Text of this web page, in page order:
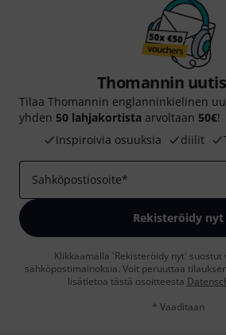
Thomannin
Tilaa Thomannin englanninkielinen
yhden 50 lahjakortista arvoltaan 50€!
Inspiroivia osuuksia
diilit
Sahköpostiosoite*
Rekisteröidy nyt
Klikkaamalla 'Rekisteröidy nyt'
sähköpostimainoksia. Voit peruuttaa
lisätietoa tästä osoitteesta
* Vaaditaan